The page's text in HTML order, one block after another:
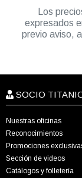
Los
expresados
previo aviso,
SOCIO
Nuestras oficinas
Reconocimientos
Promociones
Sección de videos
Catálogos y folletería